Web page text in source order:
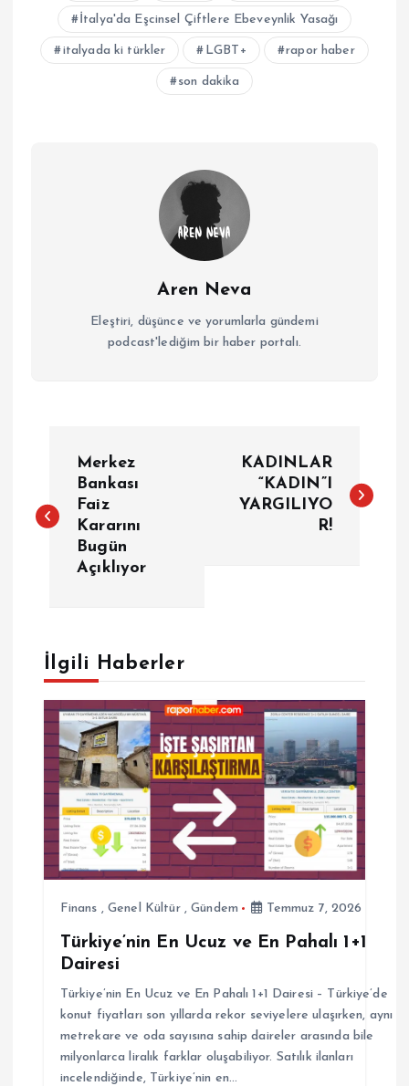
İtalya'da Eşcinsel Çiftlere Ebeveynlik Yasağı
italyada ki türkler LGBT+ rapor haber
son dakika
Aren Neva
Eleştiri, düşünce ve yorumlarla gündemi
podcast'lediğim bir haber portalı.
z
e
z
n
m
Merkez
Bankası
Faiz
Kararını
Bugün
Açıklıyor
KADINLAR
“KADIN”I
YARGILIYO
R!
İlgili Haberler
Finans ,Genel Kültür,Gündem Temmuz 7, 2026
Türkiye’nin En Ucuz ve En Pahalı 1+1
Dairesi
Türkiye’nin En Ucuz ve En Pahalı 1+1 Dairesi – Türkiye’de
konut fiyatları son yıllarda rekor seviyelere ulaşırken, aynı
metrekare ve oda sayısına sahip daireler arasında bile
milyonlarca liralık farklar oluşabiliyor. Satılık ilanları
incelendiğinde, Türkiye’nin en…